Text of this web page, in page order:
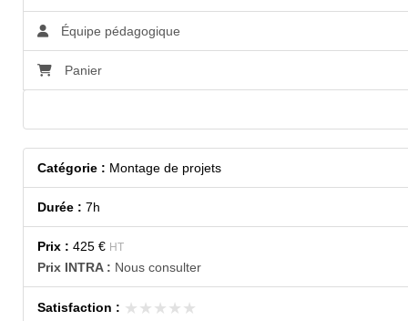
Équipe pédagogique
Panier
Catégorie : Montage de projets
Durée : 7h
Prix : 425 € HT
Prix INTRA : Nous consulter
Satisfaction : ★★★★★
★★★★★